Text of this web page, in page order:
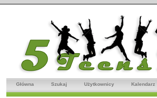
Główna Szukaj Użytkownicy Kalendarz